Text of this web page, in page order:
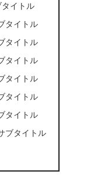
タイトル
タイトル
タイトル
タイトル
タイトル
タイトル
タイトル
ブタイトル